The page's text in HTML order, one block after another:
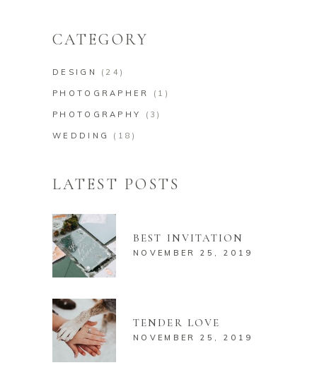
CATEGORY
DESIGN (24)
PHOTOGRAPHER (1)
PHOTOGRAPHY (3)
WEDDING (18)
LATEST POSTS
BEST INVITATION
NOVEMBER 25, 2019
TENDER LOVE
NOVEMBER 25, 2019